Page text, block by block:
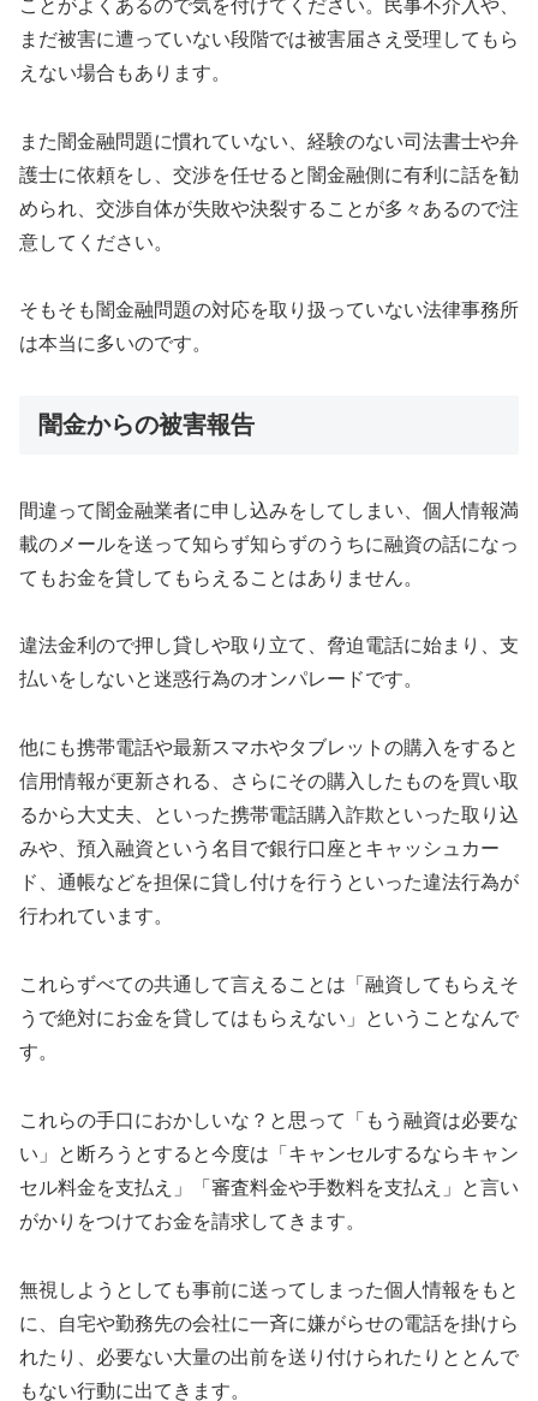
ことがよくあるので気を付けてください。民事不介入や、
まだ被害に遭っていない段階では被害届さえ受理してもら
えない場合もあります。
また闇金融問題に慣れていない、経験のない司法書士や弁
護士に依頼をし、交渉を任せると闇金融側に有利に話を勧
められ、交渉自体が失敗や決裂することが多々あるので注
意してください。
そもそも闇金融問題の対応を取り扱っていない法律事務所
は本当に多いのです。
闇金からの被害報告
間違って闇金融業者に申し込みをしてしまい、個人情報満
載のメールを送って知らず知らずのうちに融資の話になっ
てもお金を貸してもらえることはありません。
違法金利ので押し貸しや取り立て、脅迫電話に始まり、支
払いをしないと迷惑行為のオンパレードです。
他にも携帯電話や最新スマホやタブレットの購入をすると
信用情報が更新される、さらにその購入したものを買い取
るから大丈夫、といった携帯電話購入詐欺といった取り込
みや、預入融資という名目で銀行口座とキャッシュカー
ド、通帳などを担保に貸し付けを行うといった違法行為が
行われています。
これらずべての共通して言えることは「融資してもらえそ
うで絶対にお金を貸してはもらえない」ということなんで
す。
これらの手口におかしいな？と思って「もう融資は必要な
い」と断ろうとすると今度は「キャンセルするならキャン
セル料金を支払え」「審査料金や手数料を支払え」と言い
がかりをつけてお金を請求してきます。
無視しようとしても事前に送ってしまった個人情報をもと
に、自宅や勤務先の会社に一斉に嫌がらせの電話を掛けら
れたり、必要ない大量の出前を送り付けられたりととんで
もない行動に出てきます。